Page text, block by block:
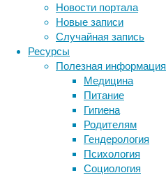
Новости портала
Новые записи
Случайная запись
Ресурсы
Полезная информация
Медицина
Питание
Гигиена
Родителям
Гендерология
Психология
Социология
сразу
несколько
функций:
во-
первых,
защищают
глаза
сильного
света,
стекания